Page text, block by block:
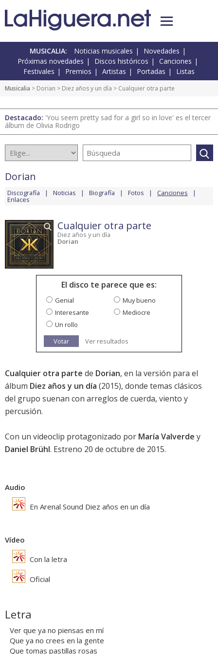
MUSICALIA: Noticias musicales
Novedades
Próximas novedades
Discos históricos
Canciones
Festivales
Premios Artistas Portadas Listas
Musicalia > Dorian > Diez años y un día > Cualquier otra parte
Destacado: 'You seem pretty sad for a girl so in love' es el tercer
álbum de Olivia Rodrigo
Dorian
Discografía Noticias Biografía Fotos Canciones
Enlaces
Cualquier otra parte
Diez años y un día
Dorian
El disco te parece que es:
Genial
Muy bueno
Interesante
Mediocre
Un rollo
Votar
Ver resultados
Cualquier otra parte de Dorian, en la versión para el
álbum Diez años y un día (2015), donde temas clásicos
del grupo suenan con arreglos de cuerda, viento y
percusión.
Con un videoclip protagonizado por María Valverde y
Daniel Brühl. Estreno 20 de octubre de 2015.
Audio
En Arenal Sound Diez años en un día
Vídeo
Con la letra
Oficial
Letra
Ver que ya no piensas en mí
Que ya no crees en la gente
Que tomas pastillas rosas